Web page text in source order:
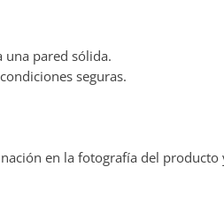
una pared sólida.
seguras.
en la fotografía del